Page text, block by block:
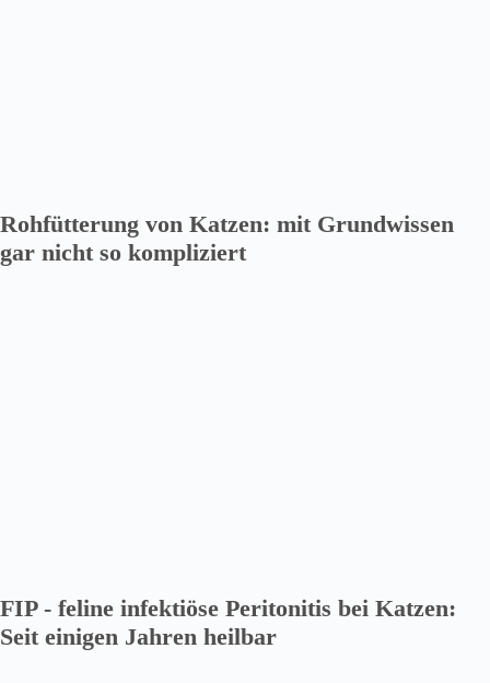
Rohfütterung von Katzen: mit Grundwissen
gar nicht so kompliziert
FIP - feline infektiöse Peritonitis bei Katzen:
Seit einigen Jahren heilbar